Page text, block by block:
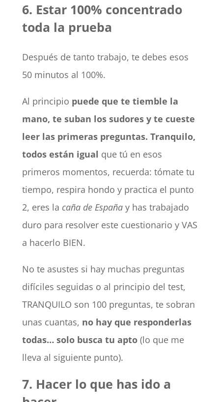
6. Estar 100% concentrado
toda la prueba
Después de tanto trabajo, te debes esos
50 minutos al 100%.
Al principio puede que te tiemble la
mano, te suban los sudores y te cueste
leer las primeras preguntas. Tranquilo,
todos están igual que tú en esos
primeros momentos, recuerda: tómate tu
tiempo, respira hondo y practica el punto
2, eres la caña de Españay has trabajado
duro para resolver este cuestionario y VAS
a hacerlo BIEN.
No te asustes si hay muchas preguntas
difíciles seguidas o al principio del test,
TRANQUILO son 100 preguntas, te sobran
unas cuantas, no hay que responderlas
todas… solo busca tu apto(lo que me
lleva al siguiente punto).
7. Hacer lo que has ido a